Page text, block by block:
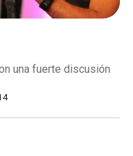
una fuerte discusión